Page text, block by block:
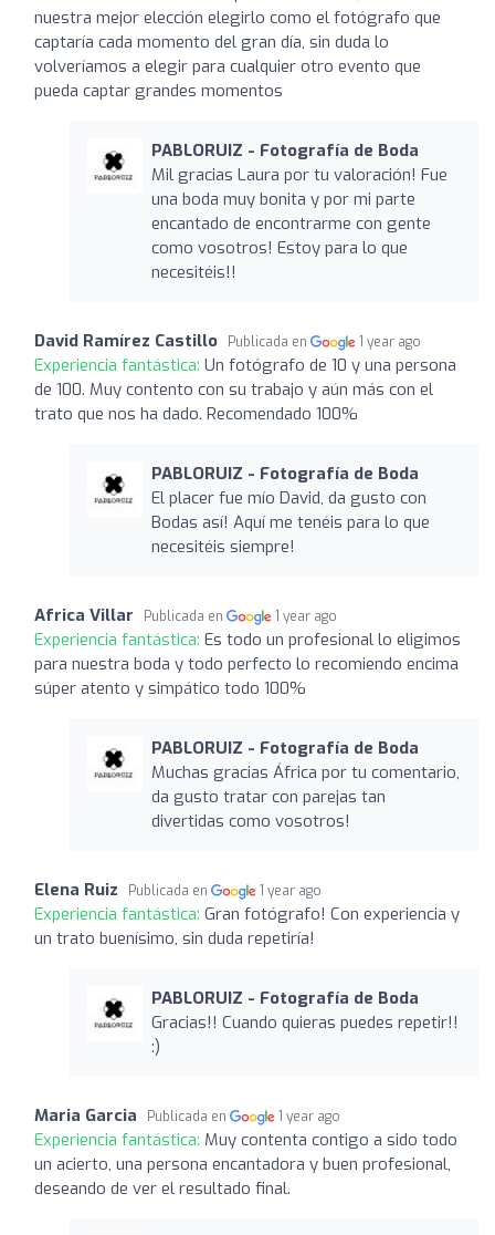
nuestra mejor elección elegirlo como el fotógrafo que
captaría cada momento del gran día, sin duda lo
volveríamos a elegir para cualquier otro evento que
pueda captar grandes momentos
PABLORUIZ - Fotografía de Boda
Mil gracias Laura por tu valoración! Fue
una boda muy bonita y por mi parte
encantado de encontrarme con gente
como vosotros! Estoy para lo que
necesitéis!!
David Ramírez Castillo Publicada en 1 year ago
Experiencia fantástica: Un fotógrafo de 10 y una persona
de 100. Muy contento con su trabajo y aún más con el
trato que nos ha dado. Recomendado 100%
PABLORUIZ - Fotografía de Boda
El placer fue mío David, da gusto con
Bodas así! Aquí me tenéis para lo que
necesitéis siempre!
Africa Villar Publicada en 1 year ago
Experiencia fantástica: Es todo un profesional lo eligimos
para nuestra boda y todo perfecto lo recomiendo encima
súper atento y simpático todo 100%
PABLORUIZ - Fotografía de Boda
Muchas gracias África por tu comentario,
da gusto tratar con parejas tan
divertidas como vosotros!
Elena Ruiz Publicada en 1 year ago
Experiencia fantástica: Gran fotógrafo! Con experiencia y
un trato buenísimo, sin duda repetiría!
PABLORUIZ - Fotografía de Boda
Gracias!! Cuando quieras puedes repetir!!
:)
Maria Garcia Publicada en 1 year ago
Experiencia fantástica: Muy contenta contigo a sido todo
un acierto, una persona encantadora y buen profesional,
deseando de ver el resultado final.